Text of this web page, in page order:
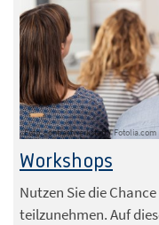
Foto: contrastwerkstatt / Fotolia.com
Workshops
Nutzen Sie die
teilzunehmen. Auf